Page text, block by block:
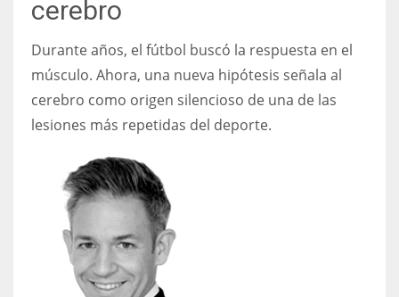
DEN
24
PIT
cerebro
Durante años, el fútbol buscó la respuesta en el
músculo. Ahora, una nueva hipótesis señala al
cerebro como origen silencioso de una de las
lesiones más repetidas del deporte.